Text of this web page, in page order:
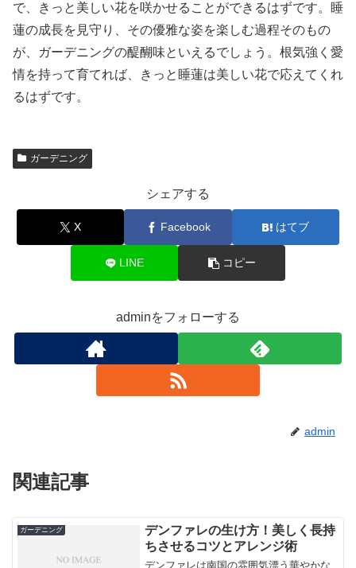
で、きっと美しい花を咲かせることができるはずです。睡
蓮の成長を見守り、その優雅な姿を楽しむ過程そのもの
が、ガーデニングの醍醐味といえるでしょう。根気強く愛
情を持って育てれば、きっと睡蓮は美しい花で応えてくれ
るはずです。
ガーデニング
シェアする
X Facebook はてブ
LINE コピー
adminをフォローする
admin
関連記事
ガーデニング
デンファレの生け方！美しく長持
ちさせるコツとアレンジ術
デンファレは南国の雰囲気漂う華やかな